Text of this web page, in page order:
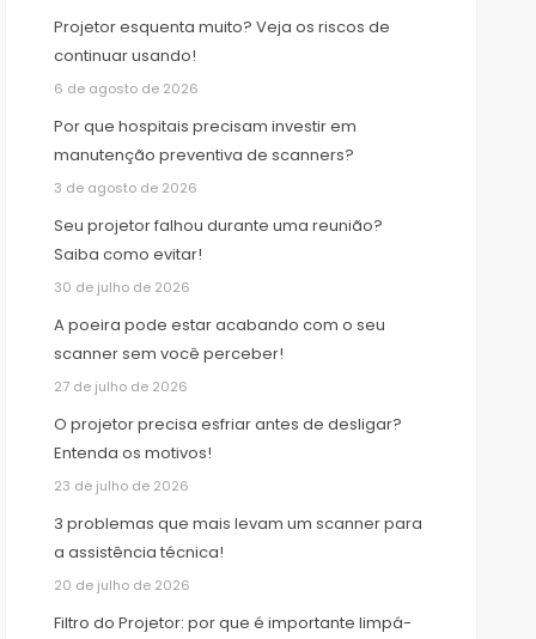
Projetor esquenta muito? Veja os riscos de
continuar usando!
6 de agosto de 2026
Por que hospitais precisam investir em
manutenção preventiva de scanners?
3 de agosto de 2026
Seu projetor falhou durante uma reunião?
Saiba como evitar!
30 de julho de 2026
A poeira pode estar acabando com o seu
scanner sem você perceber!
27 de julho de 2026
O projetor precisa esfriar antes de desligar?
Entenda os motivos!
23 de julho de 2026
3 problemas que mais levam um scanner para
a assistência técnica!
20 de julho de 2026
Filtro do Projetor: por que é importante limpá-